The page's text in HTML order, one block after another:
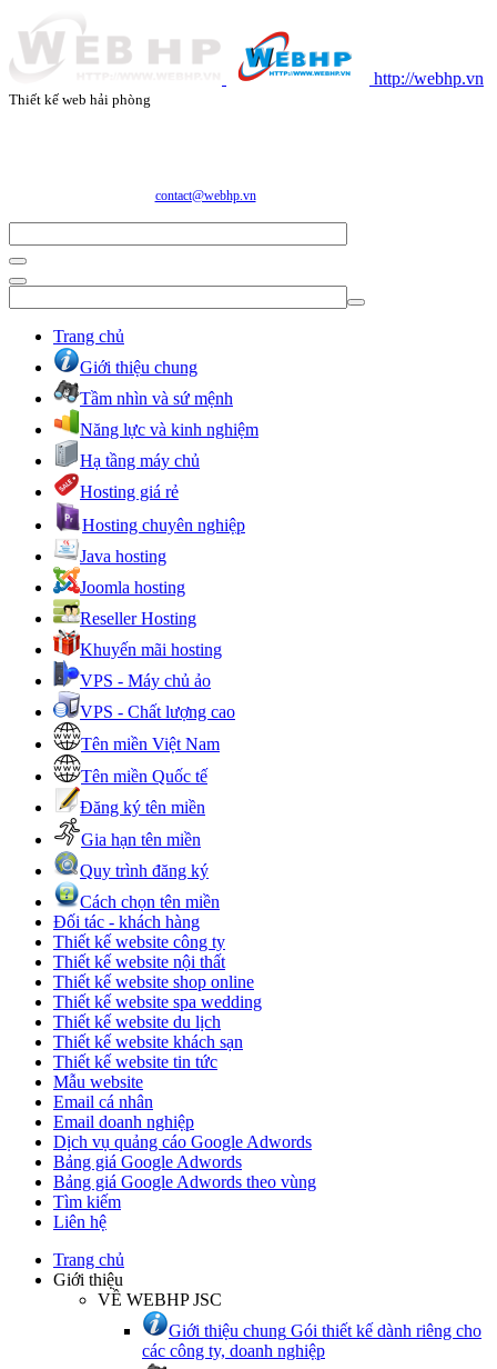
http://webhp.vn
Thiết kế web hải phòng
contact@webhp.vn| Hotline: 0989.921.083
Trang chủ
Giới thiệu chung
Tầm nhìn và sứ mệnh
Năng lực và kinh nghiệm
Hạ tầng máy chủ
Hosting giá rẻ
Hosting chuyên nghiệp
Java hosting
Joomla hosting
Reseller Hosting
Khuyến mãi hosting
VPS - Máy chủ ảo
VPS - Chất lượng cao
Tên miền Việt Nam
Tên miền Quốc tế
Đăng ký tên miền
Gia hạn tên miền
Quy trình đăng ký
Cách chọn tên miền
Đối tác - khách hàng
Thiết kế website công ty
Thiết kế website nội thất
Thiết kế website shop online
Thiết kế website spa wedding
Thiết kế website du lịch
Thiết kế website khách sạn
Thiết kế website tin tức
Mẫu website
Email cá nhân
Email doanh nghiệp
Dịch vụ quảng cáo Google Adwords
Bảng giá Google Adwords
Bảng giá Google Adwords theo vùng
Tìm kiếm
Liên hệ
Trang chủ
Giới thiệu
VỀ WEBHP JSC
Giới thiệu chung Gói thiết kế dành riêng cho
các công ty, doanh nghiệp